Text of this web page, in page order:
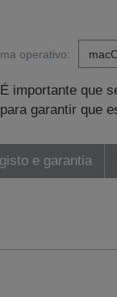
operativo:
importante que
garantir que
e garantia